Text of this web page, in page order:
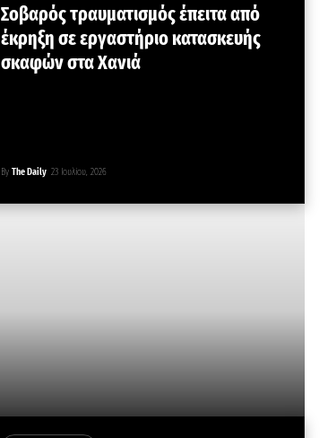
Σοβαρός τραυματισμός έπειτα από
έκρηξη σε εργαστήριο κατασκευής
σκαφών στα Χανιά
By The Daily 23 Ιουλίου, 2026